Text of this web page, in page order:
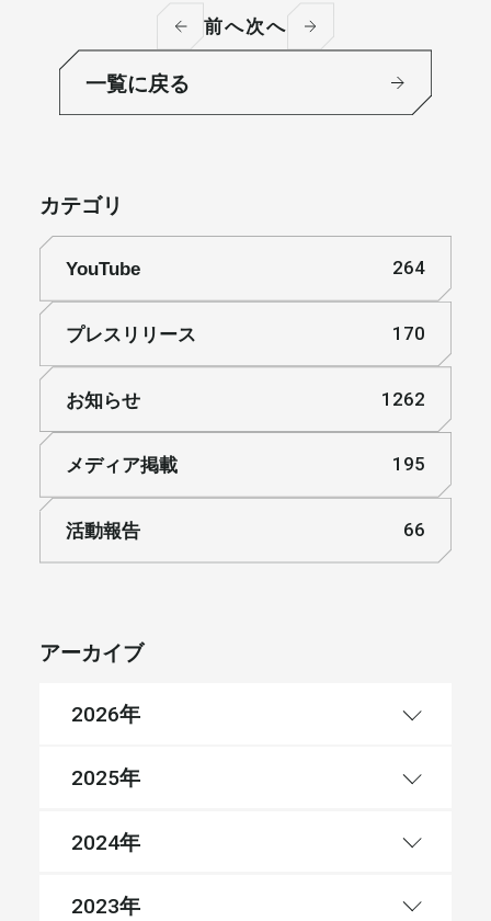
前へ次へ
一覧に戻る
カテゴリ
YouTube 264
プレスリリース 170
お知らせ 1262
メディア掲載 195
活動報告 66
アーカイブ
2026年
2025年
2024年
2023年